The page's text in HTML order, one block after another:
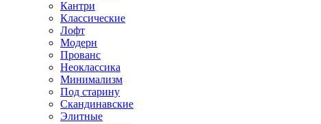
Кантри
Классические
Лофт
Модерн
Прованс
Неоклассика
Минимализм
Под старину
Скандинавские
Элитные